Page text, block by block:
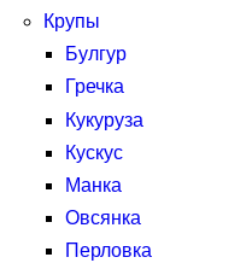
Крупы
Булгур
Гречка
Кукуруза
Кускус
Манка
Овсянка
Перловка